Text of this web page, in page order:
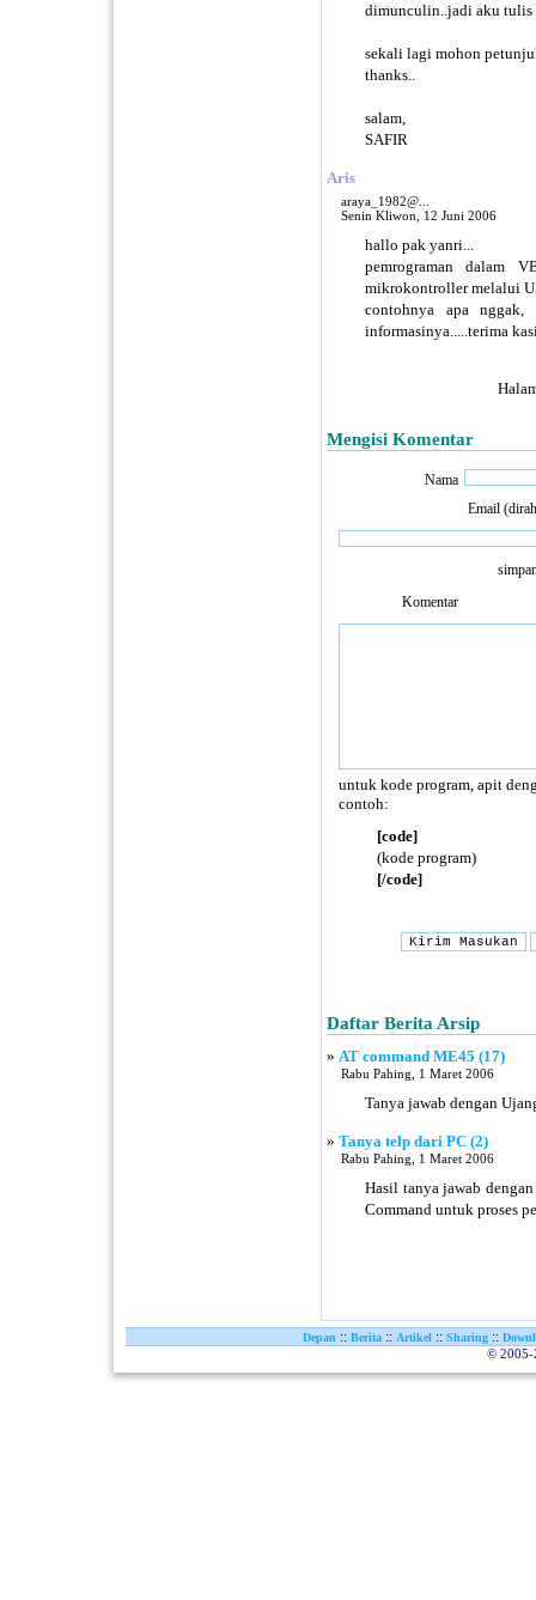
dimunculin..jadi aku tulis
sekali lagi mohon
thanks..
salam,
SAFIR
Aris
araya_1982@...
Senin Kliwon, 12 Juni 2006
hallo pak yanri...
pemrograman dalam
mikrokontroller melalui
contohnya apa
informasinya.....terima
Mengisi Komentar
Nama
Email
Komentar
untuk kode program, apit
contoh:
[code]
(kode program)
[/code]
Daftar Berita Arsip
» AT command ME45 (17)
Rabu Pahing, 1 Maret 2006
Tanya jawab dengan
» Tanya telp dari PC (2)
Rabu Pahing, 1 Maret 2006
Hasil tanya jawab
Command untuk proses
Depan :: Berita :: Artikel :: Sharing ::
© 2005-